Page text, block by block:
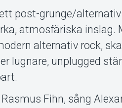
post-grunge/
atmosfäriska inslag.
alternativ rock,
lugnare, unplugged
Fihn, sång